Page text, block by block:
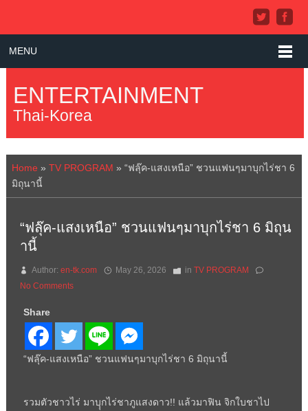
MENU
ENTERTAINMENT
Thai-Korea
Home » TV PROGRAM » “ฟลุ๊ค-แสงเหนือ” ชวนแฟนๆมาบุกไร่ชา 6
มิถุนานี้
“ฟลุ๊ค-แสงเหนือ” ชวนแฟนๆมาบุกไร่ชา 6 มิถุน
านี้
Author: en-tk.com May 26, 2026 in TV PROGRAM
No Comments
Share
“ฟลุ๊ค-แสงเหนือ” ชวนแฟนๆมาบุกไร่ชา 6 มิถุนานี้
รวมตัวชาวไร่ มาบุุกไร่ชาภูแสงดาว!! แล้วมาฟิน จิกใบชาไป